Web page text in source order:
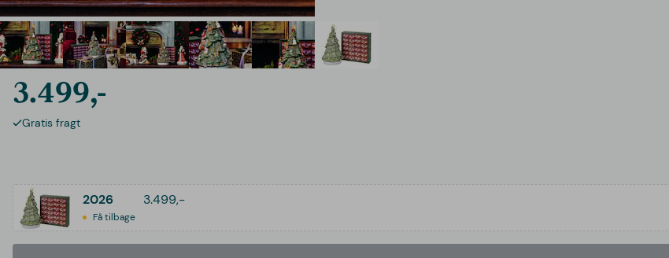
3.499,-
Gratis fragt
2026 3.499,-
Få tilbage